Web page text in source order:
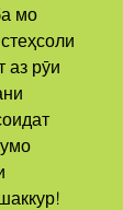
мо
аз рӯи